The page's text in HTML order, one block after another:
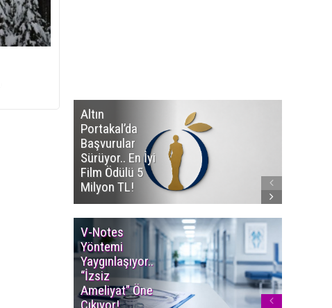
Altın
Portakal’da
Başvurular
Sürüyor.. En İyi
Film Ödülü 5
Milyon TL!
V-Notes
Yöntemi
Yaygınlaşıyor..
“İzsiz
Ameliyat” Öne